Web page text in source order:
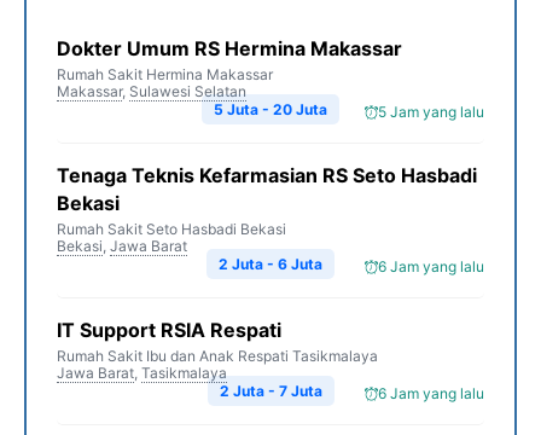
Dokter Umum RS Hermina Makassar
Rumah Sakit Hermina Makassar
Makassar, Sulawesi Selatan
5 Jam yang lalu
5 Juta - 20 Juta
Tenaga Teknis Kefarmasian RS Seto Hasbadi
Bekasi
Rumah Sakit Seto Hasbadi Bekasi
Bekasi, Jawa Barat
6 Jam yang lalu
2 Juta - 6 Juta
IT Support RSIA Respati
Rumah Sakit Ibu dan Anak Respati Tasikmalaya
Jawa Barat, Tasikmalaya
6 Jam yang lalu
2 Juta - 7 Juta